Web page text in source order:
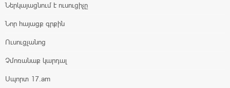
Ներկայացնում է ուսուցիչը
Նոր հայացք գրքին
Ուսուցչանոց
Չմոռանաք կարդալ
Սպորտ 17.am